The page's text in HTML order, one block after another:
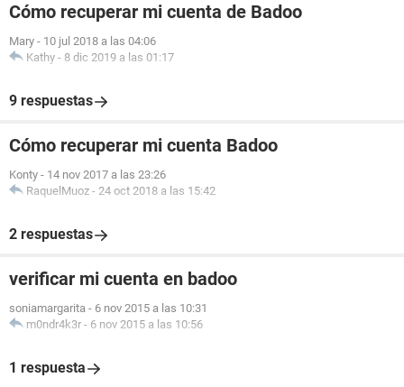
Cómo recuperar mi cuenta de Badoo
Mary - 10 jul 2018 a las 04:06
Kathy - 8 dic 2019 a las 01:17
9 respuestas
Cómo recuperar mi cuenta Badoo
Konty - 14 nov 2017 a las 23:26
RaquelMuoz - 24 oct 2018 a las 15:42
2 respuestas
verificar mi cuenta en badoo
soniamargarita - 6 nov 2015 a las 10:31
m0ndr4k3r - 6 nov 2015 a las 10:56
1 respuesta